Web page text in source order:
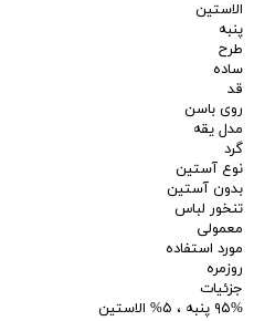
الاستین
پنبه
طرح
ساده
قد
روی باسن
مدل یقه
گرد
نوع آستین
بدون آستین
تنخور لباس
معمولی
مورد استفاده
روزمره
جزئیات
۹۵% پنبه ، ۵% الاستین